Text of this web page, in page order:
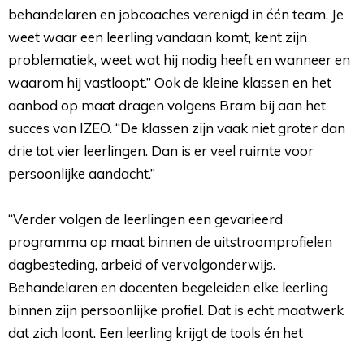
behandelaren en jobcoaches verenigd in één team. Je
weet waar een leerling vandaan komt, kent zijn
problematiek, weet wat hij nodig heeft en wanneer en
waarom hij vastloopt.” Ook de kleine klassen en het
aanbod op maat dragen volgens Bram bij aan het
succes van IZEO. “De klassen zijn vaak niet groter dan
drie tot vier leerlingen. Dan is er veel ruimte voor
persoonlijke aandacht.”
“Verder volgen de leerlingen een gevarieerd
programma op maat binnen de uitstroomprofielen
dagbesteding, arbeid of vervolgonderwijs.
Behandelaren en docenten begeleiden elke leerling
binnen zijn persoonlijke profiel. Dat is echt maatwerk
dat zich loont. Een leerling krijgt de tools én het